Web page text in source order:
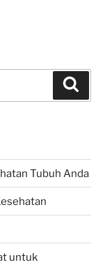
Tubuh Anda
untuk